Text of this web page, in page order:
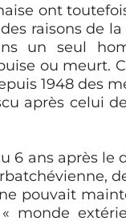
ont
raisons de
un seul
ou meurt.
1948 des
après celui de
6 ans après le
pouvait
monde